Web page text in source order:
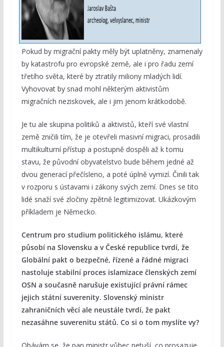
Pokud by migrační pakty měly být uplatněny, znamenaly
by katastrofu pro evropské země, ale i pro řadu zemí
třetího světa, které by ztratily miliony mladých lidí.
Vyhovovat by snad mohl některým aktivistům
migračních neziskovek, ale i jim jenom krátkodobě.
Je tu ale skupina politiků a aktivistů, kteří své vlastní
země zničili tím, že je otevřeli masivní migraci, prosadili
multikulturní přístup a postupně dospěli až k tomu
stavu, že původní obyvatelstvo bude během jedné až
dvou generací přečísleno, a poté úplně vymizí. Činili tak
v rozporu s ústavami i zákony svých zemí. Dnes se tito
lidé snaží své zločiny zpětně legitimizovat. Ukázkovým
příkladem je Německo.
Centrum pro studium politického islámu, které
působí na Slovensku a v České republice tvrdí, že
Globální pakt o bezpečné, řízené a řádné migraci
nastoluje stabilní proces islamizace členských zemí
OSN a současně narušuje existující právní rámec
jejich státní suverenity. Slovenský ministr
zahraničních věcí ale neustále tvrdí, že pakt
nezasáhne suverenitu států. Co si o tom myslíte vy?